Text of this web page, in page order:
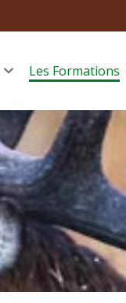
Les Formations